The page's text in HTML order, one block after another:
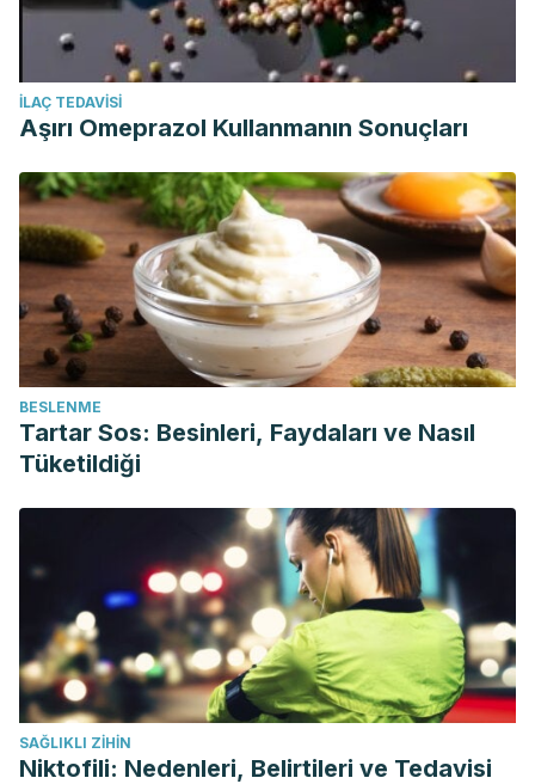
İLAÇ TEDAVISI
Aşırı Omeprazol Kullanmanın Sonuçları
BESLENME
Tartar Sos: Besinleri, Faydaları ve Nasıl
Tüketildiği
SAĞLIKLI ZIHIN
Niktofili: Nedenleri, Belirtileri ve Tedavisi